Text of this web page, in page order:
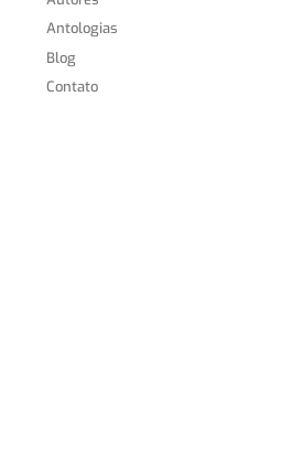
Antologias
Blog
Contato